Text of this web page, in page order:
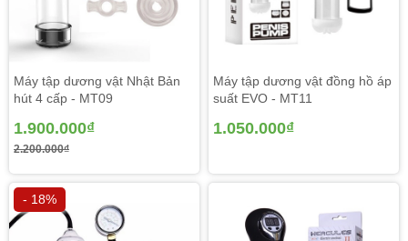
+ Phần tinh chỉnh của dương vật với nút bấm khởi
động triển khai các bước hút chân không và thoát khí trọn
vẹn tự động hóa, & phần đầu của bộ điều khiển là bộ
Máy tập dương vật Nhật Bản
hút 4 cấp - MT09
1.900.000₫
2.200.000₫
Máy tập dương vật đồng hồ áp
suất EVO - MT11
1.050.000₫
- 18%